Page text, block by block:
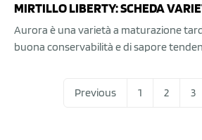
MIRTILLO LIBERTY: SCHEDA
Aurora è una varietà a maturazione
buona conservabilità e di sapore
Previous 1 2 3